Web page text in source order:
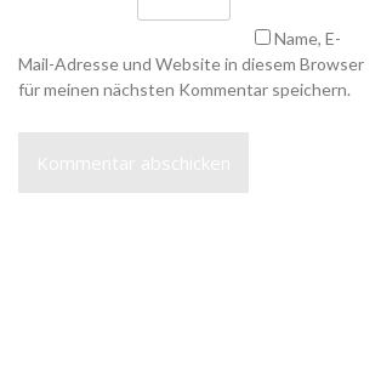
Name, E-
Mail-Adresse und Website in diesem Browser
für meinen nächsten Kommentar speichern.